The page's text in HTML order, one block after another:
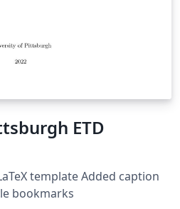
ETD
template Added caption
bookmarks